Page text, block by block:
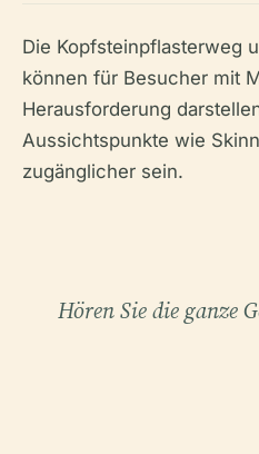
Die Kopfsteinpflasterweg
können für Besucher mit
Herausforderung
Aussichtspunkte wie
zugänglicher sein.
Hören Sie die ganze